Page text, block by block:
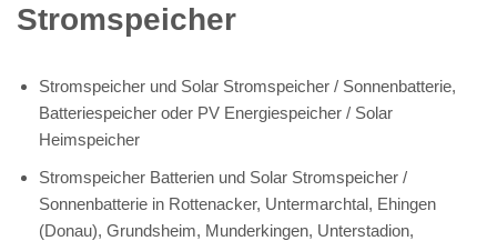
Stromspeicher
Stromspeicher und Solar Stromspeicher / Sonnenbatterie,
Batteriespeicher oder PV Energiespeicher / Solar
Heimspeicher
Stromspeicher Batterien und Solar Stromspeicher /
Sonnenbatterie in Rottenacker, Untermarchtal, Ehingen
(Donau), Grundsheim, Munderkingen, Unterstadion,